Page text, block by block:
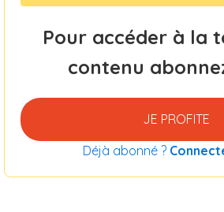
Pour accéder à la
contenu
JE PROFITE
Déjà abonné ?